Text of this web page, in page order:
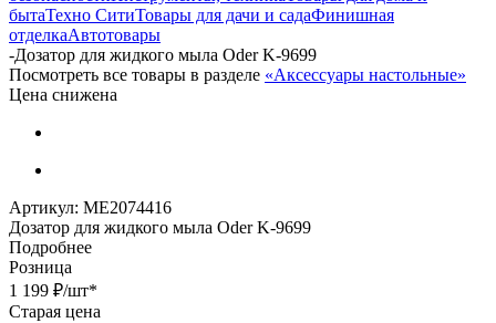
бытаТехно СитиТовары для дачи и садаФинишная
отделкаАвтотовары
-Дозатор для жидкого мыла Oder K-9699
Посмотреть все товары в разделе «Аксессуары настольные»
Цена снижена
Артикул: МЕ2074416
Дозатор для жидкого мыла Oder K-9699
Подробнее
Розница
1 199 ₽/шт*
Старая цена